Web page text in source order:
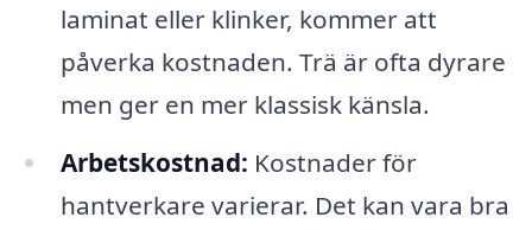
laminat eller klinker, kommer att
påverka kostnaden. Trä är ofta dyrare
men ger en mer klassisk känsla.
Arbetskostnad: Kostnader för
hantverkare varierar. Det kan vara bra